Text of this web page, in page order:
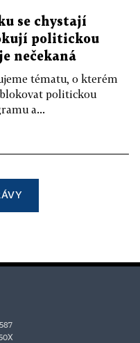
se chystají
politickou
nečekaná
tématu, o kterém
politickou
a...